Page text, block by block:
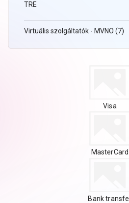
TRE
Virtuális szolgáltatók - MVNO (7)
Visa
MasterCard
Bank